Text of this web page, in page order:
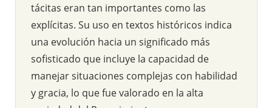
tácitas eran tan importantes como las
explícitas. Su uso en textos históricos indica
una evolución hacia un significado más
sofisticado que incluye la capacidad de
manejar situaciones complejas con habilidad
y gracia, lo que fue valorado en la alta